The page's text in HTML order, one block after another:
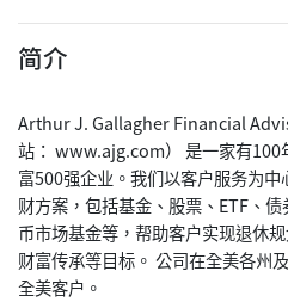
简介
Arthur J. Gallagher Financial
站： www.ajg.com） 是一家有100
富500强企业。我们以客户服务为
财方案，包括基金、股票、ETF、
币市场基金等，帮助客户实现退休
财富传承等目标。 公司在全美各州
全美客户。